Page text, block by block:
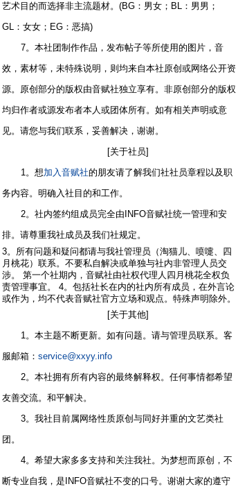
艺术目的而选择非主流题材。(BG：男女；BL：男男；
GL：女女；EG：恶搞)
7。本社团制作作品，发布帖子等所使用的图片，音
效，素材等，未特殊说明，则均来自本社原创或网络公开资
源。原创部分的版权由音赋社独立享有。非原创部分的版权
均归作者或源发布者本人或团体所有。如有相关声明或意
见。请您与我们联系，妥善解决，谢谢。
[关于社员]
1。想加入音赋社的朋友请了解我们社社员章程以及职
务内容。明确入社目的和工作。
2。社内签约组成员完全由INFO音赋社统一管理和安
排。请尊重我社成员及我们社规定。
3。所有问题和疑问都请与我社管理员（淘猫儿、喷嚏、四
月桃花）联系。不要私自解决或单独与社内非管理人员交
涉。 第一个社期内，音赋社由社权代理人四月桃花全权负
责管理事宜。 4。包括社长在内的社内所有成员，在外言论
或作为，均不代表音赋社官方立场和观点。特殊声明除外。
[关于其他]
1。本主题不断更新。如有问题。请与管理员联系。客
服邮箱： service@xxyy.info
2。本社拥有所有内容的最终解释权。任何事情都希望
友善交流。和平解决。
3。我社目前属网络性质原创与同好并重的文艺类社
团。
4。希望大家多多支持和关注我社。为梦想而原创，不
断专业自我，是INFO音赋社不变的口号。谢谢大家的遵守